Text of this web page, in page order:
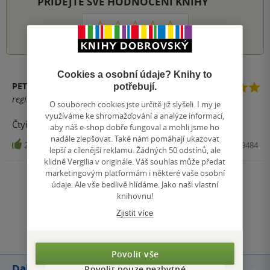
1 2 3 4 5
PETR BURŠÍK
registrovaný uživatel
Čtyřlístek je klasika,která nezklame
2 Kniha, Čtyřlístek, 2020, 9788087849484
Zobrazit všechna hodnocení
Přidat hodnocení
Cookies a osobní údaje? Knihy to
potřebují.
O souborech cookies jste určitě již slyšeli. I my je
využíváme ke shromažďování a analýze informací,
aby náš e-shop dobře fungoval a mohli jsme ho
nadále zlepšovat. Také nám pomáhají ukazovat
lepší a cílenější reklamu. Žádných 50 odstínů, ale
klidně Vergilia v originále. Váš souhlas může předat
marketingovým platformám i některé vaše osobní
údaje. Ale vše bedlivě hlídáme. Jako naši vlastní
knihovnu!
Zjistit více
Povolit vše